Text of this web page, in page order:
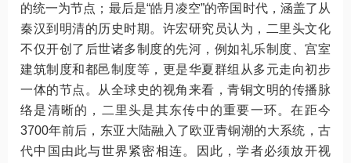
的统一为节点；最后是“皓月凌空”的帝国时代，涵盖了从
秦汉到明清的历史时期。许宏研究员认为，二里头文化
不仅开创了后世诸多制度的先河，例如礼乐制度、宫室
建筑制度和都邑制度等，更是华夏群组从多元走向初步
一体的节点。从全球史的视角来看，青铜文明的传播脉
络是清晰的，二里头是其东传中的重要一环。在距今
3700年前后，东亚大陆融入了欧亚青铜潮的大系统，古
代中国由此与世界紧密相连。因此，学者必须放开视